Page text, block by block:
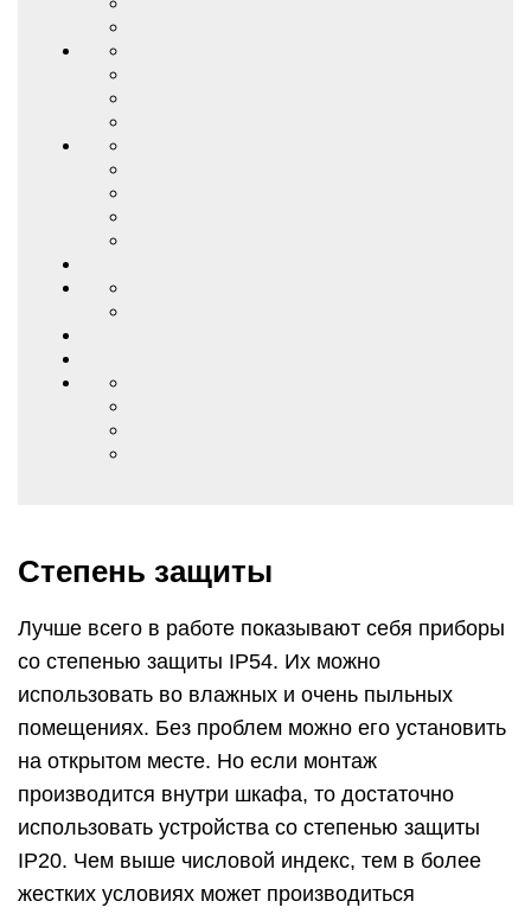
Степень защиты
Лучше всего в работе показывают себя приборы
со степенью защиты IP54. Их можно
использовать во влажных и очень пыльных
помещениях. Без проблем можно его установить
на открытом месте. Но если монтаж
производится внутри шкафа, то достаточно
использовать устройства со степенью защиты
IP20. Чем выше числовой индекс, тем в более
жестких условиях может производиться